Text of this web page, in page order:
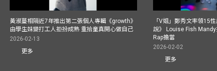
黃淑蔓相隔近7年推出第二張個人專輯《growth》
由學生妹變打工人拒扮成熟 重拾童真開心做自己
2026-02-13
更多
「V姐」鄭秀文率領15
說》 Louise Fish
Rap擔當
2026-02-02
更多